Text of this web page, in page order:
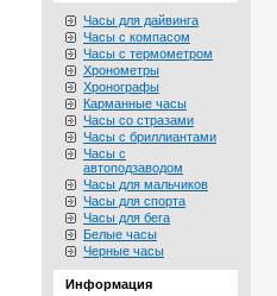
Часы для дайвинга
Часы с компасом
Часы с термометром
Хронометры
Хронографы
Карманные часы
Часы со стразами
Часы с бриллиантами
Часы с
автоподзаводом
Часы для мальчиков
Часы для спорта
Часы для бега
Белые часы
Черные часы
Информация